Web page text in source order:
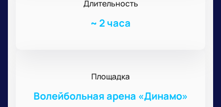
Длительность
~ 2 часа
Площадка
Волейбольная арена «Динамо»